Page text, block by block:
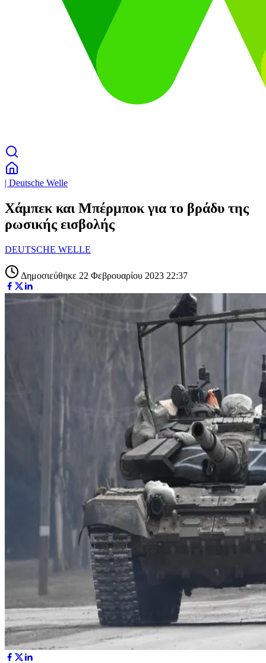
| Deutsche Welle
Χάμπεκ και Μπέρμποκ για το βράδυ της
ρωσικής εισβολής
DEUTSCHE WELLE
Δημοσιεύθηκε 22 Φεβρουαρίου 2023 22:37